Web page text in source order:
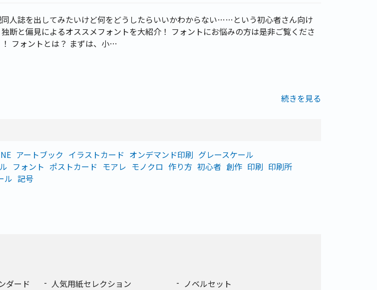
人誌を出してみたいけど何をどうしたらいいかわからない……という初心者さん向け
独断と偏見によるオススメフォントを大紹介！ フォントにお悩みの方は是非ご覧くださ
！ フォントとは？ まずは、小…
続きを見る
アートブック イラストカード オンデマンド印刷 グレースケール
フォント ポストカード モアレ モノクロ 作り方 初心者 創作 印刷 印刷所
ル 記号
ダード 人気用紙セレクション ノベルセット